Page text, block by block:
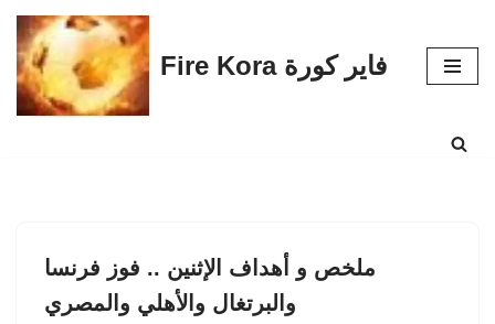
Skip
to
content
Fire Kora فاير كورة
ملخص و أهداف الإثنين .. فوز فرنسا
والبرتغال والأهلي والمصري